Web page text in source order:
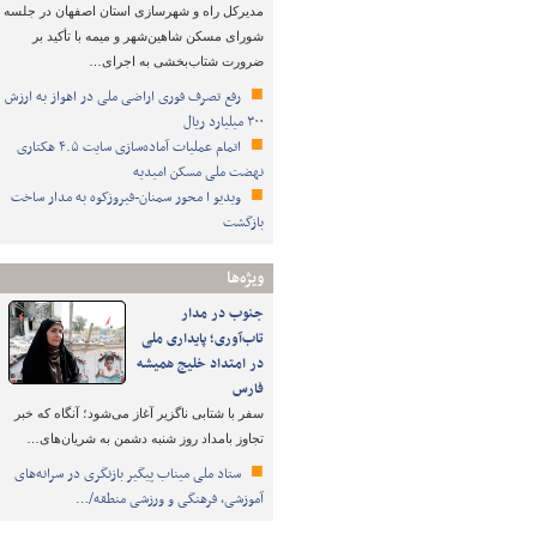
مدیرکل راه و شهرسازی استان اصفهان در جلسه
شورای مسکن شاهین‌شهر و میمه با تأکید بر
ضرورت شتاب‌بخشی به اجرای…
رفع تصرف فوری اراضی ملی در اهواز به ارزش
۳۰۰ میلیارد ریال
اتمام عملیات آماده‌سازی سایت ۴.۵ هکتاری
نهضت ملی مسکن امیدیه
ویدیو ا محور سمنان-فیروزکوه به مدار ساخت
بازگشت
ویژه‌ها
جنوب در مدار
تاب‌آوری؛ پایداری ملی
در امتداد خلیج همیشه
فارس
سفر با شتابی ناگزیر آغاز می‌شود؛ آنگاه که خبر
تجاوز بامداد روز شنبه دشمن به شریان‌های…
ستاد ملی میناب پیگیر بازنگری در سرانه‌های
آموزشی، فرهنگی و ورزشی منطقه/…